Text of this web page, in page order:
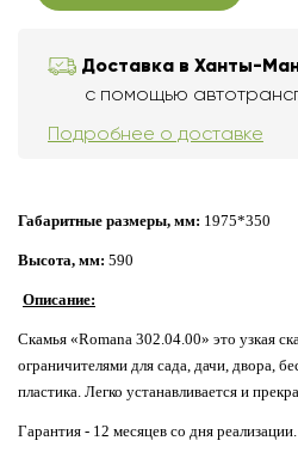
Доставка в Ханты-
с помощью
Подробнее о доставке
Габаритные размеры, мм: 1975*350
Высота, мм: 590
Описание:
Скамья «Romana 302.04.00» это узкая
ограничителями для сада, дачи, двора,
пластика. Легко устанавливается и
Гарантия - 12 месяцев со дня реализации.